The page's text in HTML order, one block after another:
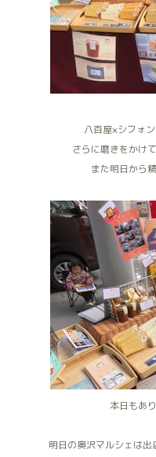
八百屋×シフォ
さらに磨きをかけ
また明日から
本日もあ
明日の奥沢マルシェは出